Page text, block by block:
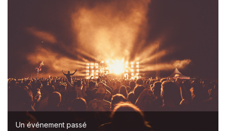
Un événement passé